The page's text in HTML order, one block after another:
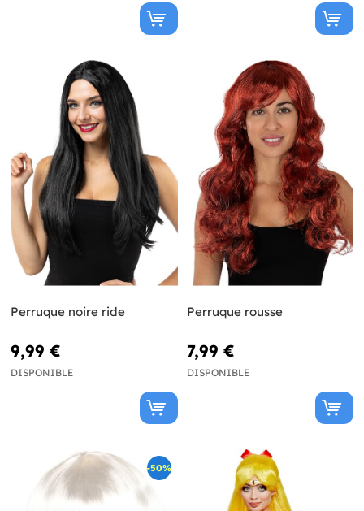
Perruque noire ride
9,99 €
DISPONIBLE
Perruque rousse
7,99 €
DISPONIBLE
-50%